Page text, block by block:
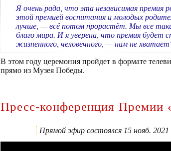
Я очень рада, что эта независимая премия
этой премией воспитания и молодых
лучше, — всё потом прорастёт. Мы все
благо мира. И я уверена, что премия будет
жизненного, человечного, — нам не
В этом году церемония пройдет в формате
прямо из Музея Победы.
Пресс-конференция
Прямой эфир состоялся 15 нояб.